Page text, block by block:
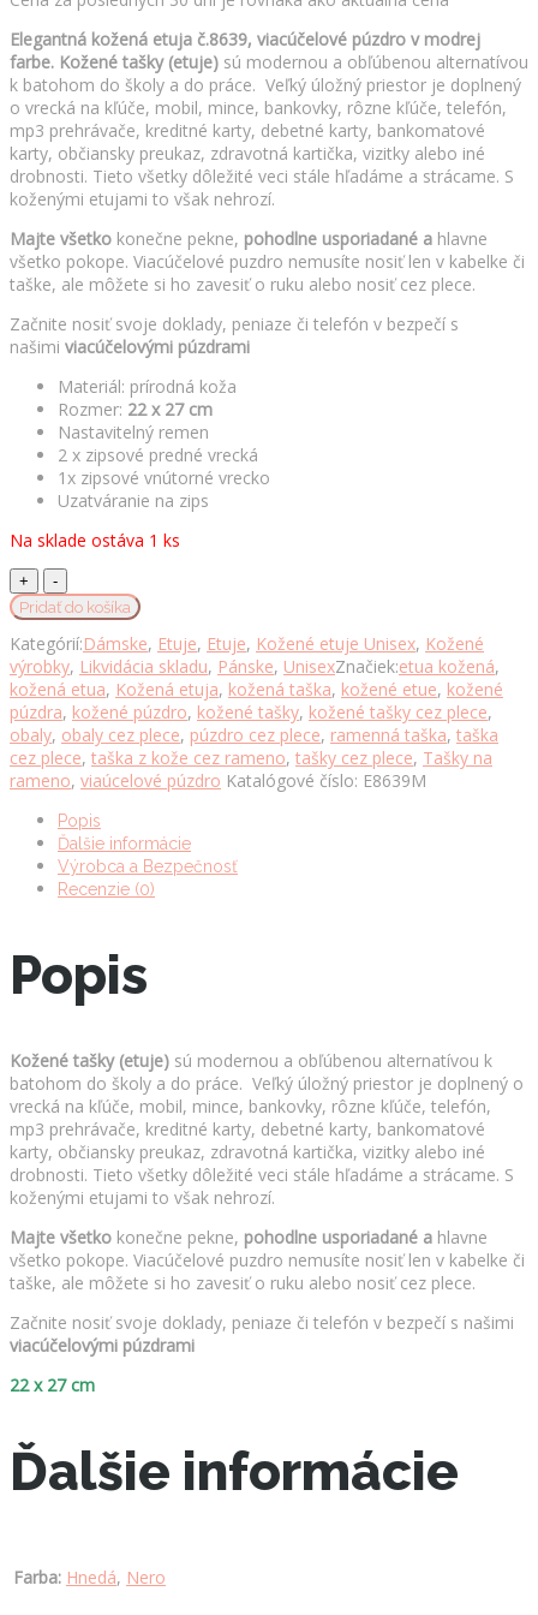
53.90 €. 39.00 €.
Elegantná kožená etuja č.8639, viacúčelové púzdro v modrej
farbe. Kožené tašky (etuje) sú modernou a obľúbenou alternatívou
k batohom do školy a do práce. Veľký úložný priestor je doplnený
o vrecká na kľúče, mobil, mince, bankovky, rôzne kľúče, telefón,
mp3 prehrávače, kreditné karty, debetné karty, bankomatové
karty, občiansky preukaz, zdravotná kartička, vizitky alebo iné
drobnosti. Tieto všetky dôležité veci stále hľadáme a strácame. S
koženými etujami to však nehrozí.
Majte všetko konečne pekne, pohodlne usporiadané a hlavne
všetko pokope. Viacúčelové puzdro nemusíte nosiť len v kabelke či
taške, ale môžete si ho zavesiť o ruku alebo nosiť cez plece.
Začnite nosiť svoje doklady, peniaze či telefón v bezpečí s
našimi viacúčelovými púzdrami
Materiál: prírodná koža
Rozmer: 22 x 27 cm
Nastavitelný remen
2 x zipsové predné vrecká
1x zipsové vnútorné vrecko
Uzatváranie na zips
Na sklade ostáva 1 ks
Elegantná
kožená
etuja
č.8639,
viacúčelové
púzdro
v
modrej
farbe
množstvo
Pridať do košíka
Kategórií:Dámske, Etuje, Etuje, Kožené etuje Unisex, Kožené
výrobky, Likvidácia skladu, Pánske, UnisexZnačiek:etua kožená,
kožená etua, Kožená etuja, kožená taška, kožené etue, kožené
púzdra, kožené púzdro, kožené tašky, kožené tašky cez plece,
obaly, obaly cez plece, púzdro cez plece, ramenná taška, taška
cez plece, taška z kože cez rameno, tašky cez plece, Tašky na
rameno, viaúcelové púzdro Katalógové číslo: E8639M
Popis
Ďalšie informácie
Výrobca a Bezpečnosť
Recenzie (0)
Popis
Kožené tašky (etuje) sú modernou a obľúbenou alternatívou k
batohom do školy a do práce. Veľký úložný priestor je doplnený o
vrecká na kľúče, mobil, mince, bankovky, rôzne kľúče, telefón,
mp3 prehrávače, kreditné karty, debetné karty, bankomatové
karty, občiansky preukaz, zdravotná kartička, vizitky alebo iné
drobnosti. Tieto všetky dôležité veci stále hľadáme a strácame. S
koženými etujami to však nehrozí.
Majte všetko konečne pekne, pohodlne usporiadané a hlavne
všetko pokope. Viacúčelové puzdro nemusíte nosiť len v kabelke či
taške, ale môžete si ho zavesiť o ruku alebo nosiť cez plece.
Začnite nosiť svoje doklady, peniaze či telefón v bezpečí s našimi
viacúčelovými púzdrami
22 x 27 cm
Ďalšie informácie
Farba: Hnedá, Nero